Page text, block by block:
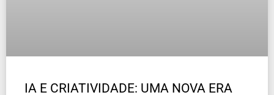
IA E CRIATIVIDADE: UMA NOVA ERA